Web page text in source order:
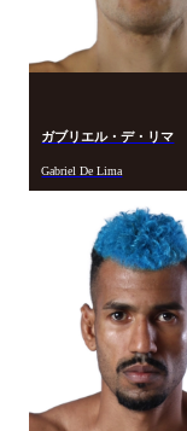
ガブリエル・デ・リマ
Gabriel De Lima